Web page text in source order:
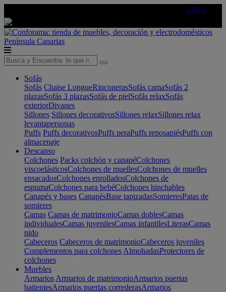
AQUÍ
Península Canarias
Sofás
Sofás Chaise LongueRinconerasSofás camaSofás 2
plazasSofás 3 plazasSofás de pielSofás relaxSofás
exteriorDivanes
Sillones Sillones decorativosSillones relaxSillones relax
levantapersonas
Puffs Puffs decorativosPuffs peraPuffs reposapiésPuffs con
almacenaje
Descanso
Colchones Packs colchón y canapéColchones
viscoelásticosColchones de muellesColchones de muelles
ensacadosColchones enrolladosColchones de
espumaColchones para bebéColchones hinchables
Canapés y bases CanapésBase tapizadasSomieresPatas de
somieres
Camas Camas de matrimonioCamas doblesCamas
individualesCamas juvenilesCamas infantilesLiterasCamas
nido
Cabeceros Cabeceros de matrimonioCabeceros juveniles
Complementos para colchones AlmohadasProtectores de
colchones
Muebles
Armarios Armarios de matrimonioArmarios puertas
batientesArmarios puertas correderasArmarios